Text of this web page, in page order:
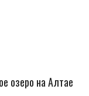
озеро на Алтае